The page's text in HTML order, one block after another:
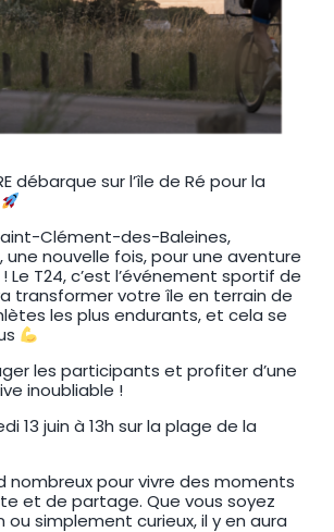
débarque sur l’île de Ré pour la
Clément-des-Baleines,
nouvelle fois, pour une aventure
Le T24, c’est l’événement sportif de
transformer votre île en terrain de
les plus endurants, et cela se
les participants et profiter d’une
inoubliable !
13 juin à 13h sur la plage de la
nombreux pour vivre des moments
et de partage. Que vous soyez
simplement curieux, il y en aura